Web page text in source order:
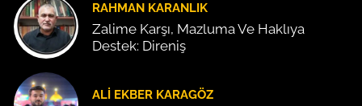
RAHMAN KARANLIK
Zalime Karşı, Mazluma Ve Haklıya
Destek: Direniş
ALI EKBER KARAGÖZ